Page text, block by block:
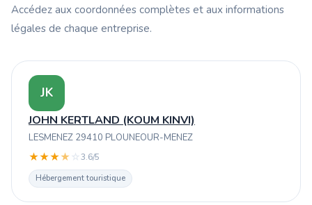
Accédez aux coordonnées complètes et aux informations
légales de chaque entreprise.
JK
JOHN KERTLAND (KOUM KINVI)
LESMENEZ 29410 PLOUNEOUR-MENEZ
★★★★ ☆3.6/5
Hébergement touristique